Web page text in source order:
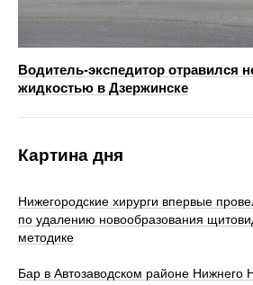
Водитель-экспедитор отравился
жидкостью в Дзержинске
Картина дня
Нижегородские хирурги впервые
по удалению новообразования
методике
Бар в Автозаводском районе Нижнего